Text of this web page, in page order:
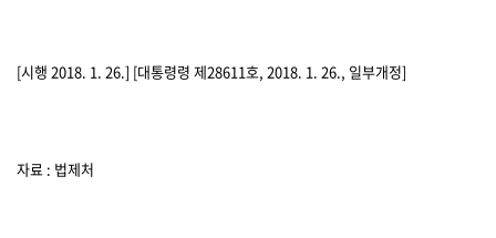
[시행 2018. 1. 26.] [대통령령 제28611호, 2018. 1. 26., 일부개정]
자료 : 법제처